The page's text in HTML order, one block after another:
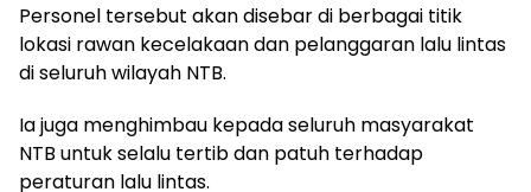
Personel tersebut akan disebar di berbagai titik
lokasi rawan kecelakaan dan pelanggaran lalu lintas
di seluruh wilayah NTB.
Ia juga menghimbau kepada seluruh masyarakat
NTB untuk selalu tertib dan patuh terhadap
peraturan lalu lintas.